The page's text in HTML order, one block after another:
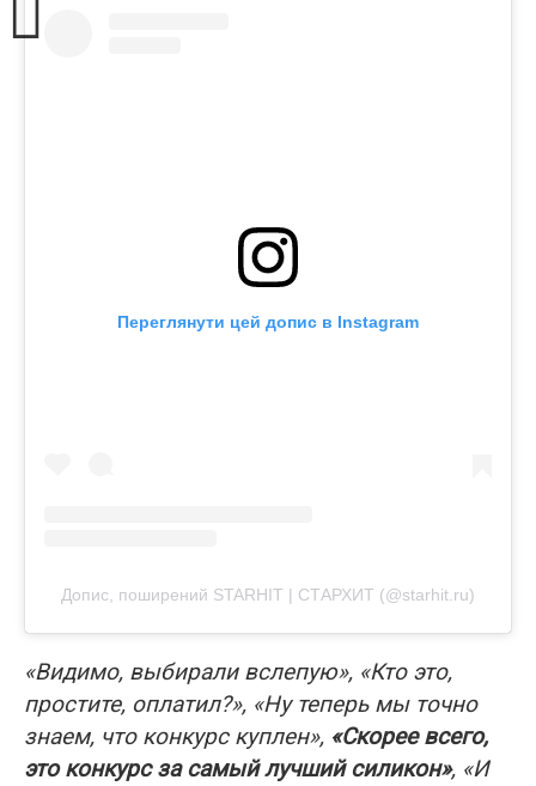
Переглянути цей допис в Instagram
Допис, поширений STARHIT | СТАРХИТ (@starhit.ru)
«Видимо, выбирали вслепую», «Кто это,
простите, оплатил?», «Ну теперь мы точно
знаем, что конкурс куплен», «Скорее всего,
это конкурс за самый лучший силикон», «И